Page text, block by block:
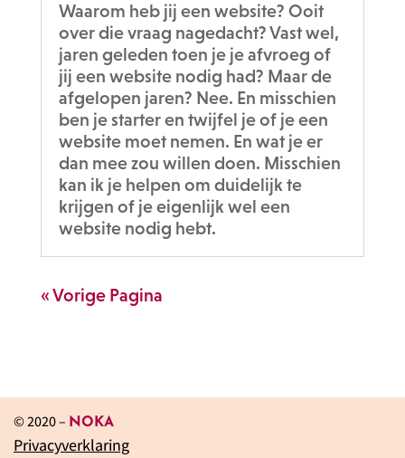
Waarom heb jij een website? Ooit
over die vraag nagedacht? Vast wel,
jaren geleden toen je je afvroeg of
jij een website nodig had? Maar de
afgelopen jaren? Nee. En misschien
ben je starter en twijfel je of je een
website moet nemen. En wat je er
dan mee zou willen doen. Misschien
kan ik je helpen om duidelijk te
krijgen of je eigenlijk wel een
website nodig hebt.
« Vorige Pagina
© 2020 – NOKA
Privacyverklaring